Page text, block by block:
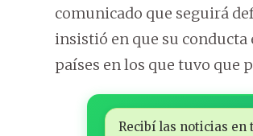
comunicado que seguirá
insistió en que su
países en los que tuvo que
Recibí las noticias en